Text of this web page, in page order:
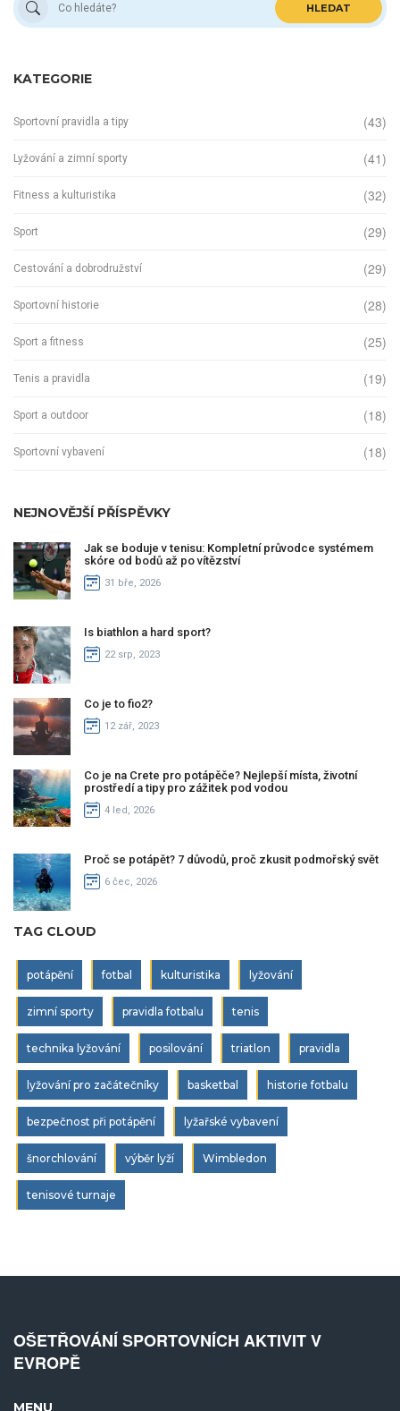
HLEDAT
KATEGORIE
Sportovní pravidla a tipy (43)
Lyžování a zimní sporty (41)
Fitness a kulturistika (32)
Sport (29)
Cestování a dobrodružství (29)
Sportovní historie (28)
Sport a fitness (25)
Tenis a pravidla (19)
Sport a outdoor (18)
Sportovní vybavení (18)
NEJNOVĚJŠÍ PŘÍSPĚVKY
Jak se boduje v tenisu: Kompletní průvodce systémem
skóre od bodů až po vítězství
31 bře, 2026
Is biathlon a hard sport?
22 srp, 2023
Co je to fio2?
12 zář, 2023
Co je na Crete pro potápěče? Nejlepší místa, životní
prostředí a tipy pro zážitek pod vodou
4 led, 2026
Proč se potápět? 7 důvodů, proč zkusit podmořský svět
6 čec, 2026
TAG CLOUD
potápění fotbal kulturistika lyžování
zimní sporty pravidla fotbalu tenis
technika lyžování posilování triatlon pravidla
lyžování pro začátečníky basketbal historie fotbalu
bezpečnost při potápění lyžařské vybavení
šnorchlování výběr lyží Wimbledon
tenisové turnaje
OŠETŘOVÁNÍ SPORTOVNÍCH AKTIVIT V
EVROPĚ
MENU